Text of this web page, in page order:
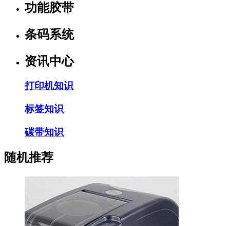
功能胶带
条码系统
资讯中心
打印机知识
标签知识
碳带知识
随机推荐